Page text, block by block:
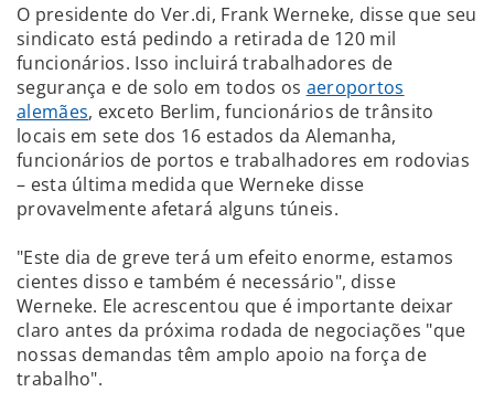
O presidente do Ver.di, Frank Werneke, disse que seu
sindicato está pedindo a retirada de 120 mil
funcionários. Isso incluirá trabalhadores de
segurança e de solo em todos os aeroportos
alemães, exceto Berlim, funcionários de trânsito
locais em sete dos 16 estados da Alemanha,
funcionários de portos e trabalhadores em rodovias
– esta última medida que Werneke disse
provavelmente afetará alguns túneis.
"Este dia de greve terá um efeito enorme, estamos
cientes disso e também é necessário", disse
Werneke. Ele acrescentou que é importante deixar
claro antes da próxima rodada de negociações "que
nossas demandas têm amplo apoio na força de
trabalho".